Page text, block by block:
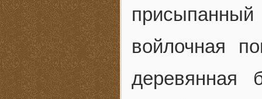
войлочная
деревянная